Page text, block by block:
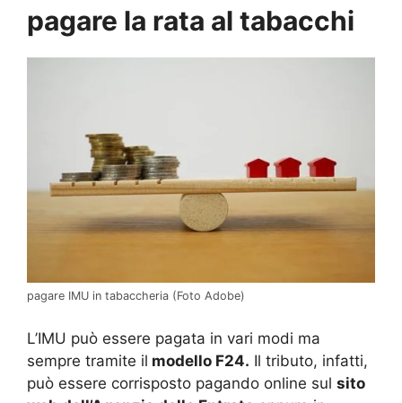
pagare la rata al tabacchi
pagare IMU in tabaccheria (Foto Adobe)
L’IMU può essere pagata in vari modi ma
sempre tramite il modello F24. Il tributo, infatti,
può essere corrisposto pagando online sul sito